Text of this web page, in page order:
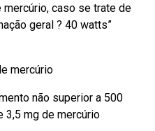
caso se trate de
geral ? 40 watts”
mercúrio
não superior a 500
3,5 mg de mercúrio